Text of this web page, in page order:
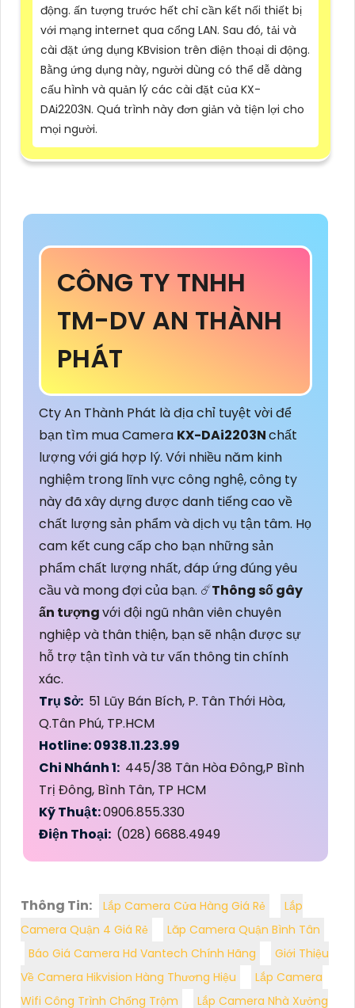
động. ấn tượng trước hết chỉ cần kết nối thiết bị
với mạng internet qua cổng LAN. Sau đó, tải và
cài đặt ứng dụng KBvision trên điện thoại di động.
Bằng ứng dụng này, người dùng có thể dễ dàng
cấu hình và quản lý các cài đặt của KX-
DAi2203N. Quá trình này đơn giản và tiện lợi cho
mọi người.
CÔNG TY TNHH
TM-DV AN THÀNH
PHÁT
Cty An Thành Phát là địa chỉ tuyệt vời để
bạn tìm mua Camera KX-DAi2203Nchất
lượng với giá hợp lý. Với nhiều năm kinh
nghiệm trong lĩnh vực công nghệ, công ty
này đã xây dựng được danh tiếng cao về
chất lượng sản phẩm và dịch vụ tận tâm. Họ
cam kết cung cấp cho bạn những sản
phẩm chất lượng nhất, đáp ứng đúng yêu
cầu và mong đợi của bạn. ☄️Thông số gây
ấn tượngvới đội ngũ nhân viên chuyên
nghiệp và thân thiện, bạn sẽ nhận được sự
hỗ trợ tận tình và tư vấn thông tin chính
xác.
Trụ Sở: 51 Lũy Bán Bích, P. Tân Thới Hòa,
Q.Tân Phú, TP.HCM
Hotline: 0938.11.23.99
Chi Nhánh 1: 445/38 Tân Hòa Đông,P Bình
Trị Đông, Bình Tân, TP HCM
Kỹ Thuật:0906.855.330
Điện Thoại: (028) 6688.4949
Thông Tin: Lắp Camera Cửa Hàng Giá Rẻ
Lắp
Camera Quận 4 Giá Rẻ
Lăp Camera Quận Bình Tân
Báo Giá Camera Hd Vantech Chính Hãng
Giới Thiệu
Về Camera Hikvision Hàng Thương Hiệu
Lắp Camera
Wifi Công Trình Chống Trộm
Lắp Camera Nhà Xưởng